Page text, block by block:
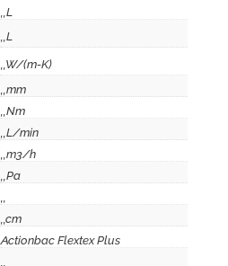
,,L
,,L
,,W/(m-K)
,,mm
,,Nm
,,L/min
,,m3/h
,,Pa
,,cm
Actionbac Flextex Plus